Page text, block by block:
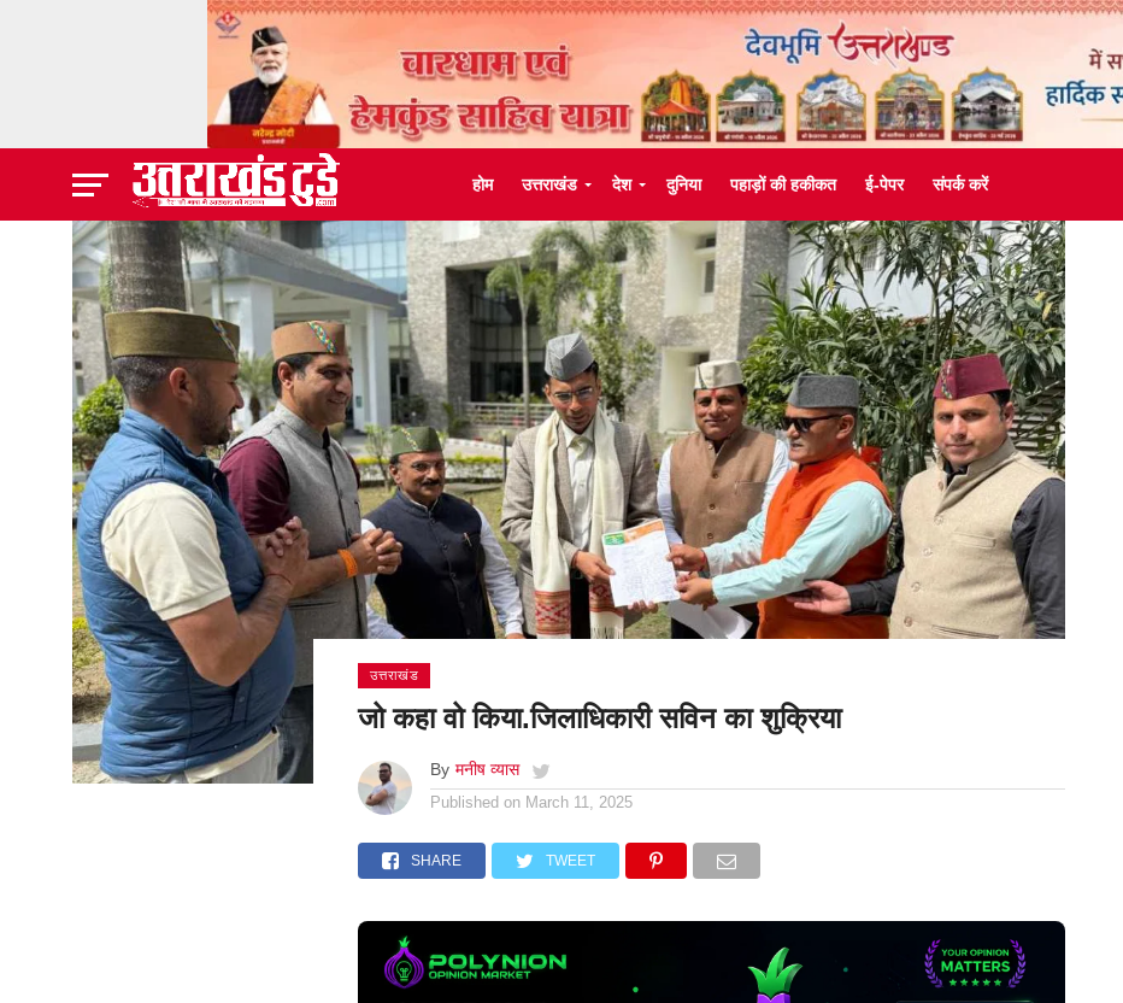
होम उत्तराखंड देश दुनिया पहाड़ों की हकीकत ई-पेपर संपर्क करें
उत्तराखंड
जो कहा वो किया.जिलाधिकारी सविन का शुक्रिया
By मनीष व्यास
Published on March 11, 2025
SHARE TWEET